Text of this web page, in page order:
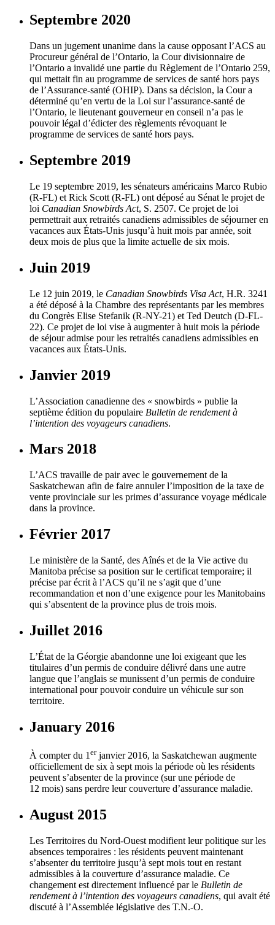
Septembre 2020
Dans un jugement unanime dans la cause opposant l’ACS au
Procureur général de l’Ontario, la Cour divisionnaire de
l’Ontario a invalidé une partie du Règlement de l’Ontario 259,
qui mettait fin au programme de services de santé hors pays
de l’Assurance-santé (OHIP). Dans sa décision, la Cour a
déterminé qu’en vertu de la Loi sur l’assurance-santé de
l’Ontario, le lieutenant gouverneur en conseil n’a pas le
pouvoir légal d’édicter des règlements révoquant le
programme de services de santé hors pays.
Septembre 2019
Le 19 septembre 2019, les sénateurs américains Marco Rubio
(R-FL) et Rick Scott (R-FL) ont déposé au Sénat le projet de
loi Canadian Snowbirds Act, S. 2507. Ce projet de loi
permettrait aux retraités canadiens admissibles de séjourner en
vacances aux États-Unis jusqu’à huit mois par année, soit
deux mois de plus que la limite actuelle de six mois.
Juin 2019
Le 12 juin 2019, le Canadian Snowbirds Visa Act, H.R. 3241
a été déposé à la Chambre des représentants par les membres
du Congrès Elise Stefanik (R-NY-21) et Ted Deutch (D-FL-
22). Ce projet de loi vise à augmenter à huit mois la période
de séjour admise pour les retraités canadiens admissibles en
vacances aux États-Unis.
Janvier 2019
L’Association canadienne des « snowbirds » publie la
septième édition du populaire Bulletin de rendement à
l’intention des voyageurs canadiens.
Mars 2018
L’ACS travaille de pair avec le gouvernement de la
Saskatchewan afin de faire annuler l’imposition de la taxe de
vente provinciale sur les primes d’assurance voyage médicale
dans la province.
Février 2017
Le ministère de la Santé, des Aînés et de la Vie active du
Manitoba précise sa position sur le certificat temporaire; il
précise par écrit à l’ACS qu’il ne s’agit que d’une
recommandation et non d’une exigence pour les Manitobains
qui s’absentent de la province plus de trois mois.
Juillet 2016
L’État de la Géorgie abandonne une loi exigeant que les
titulaires d’un permis de conduire délivré dans une autre
langue que l’anglais se munissent d’un permis de conduire
international pour pouvoir conduire un véhicule sur son
territoire.
January 2016
À compter du 1 erjanvier 2016, la Saskatchewan augmente
officiellement de six à sept mois la période où les résidents
peuvent s’absenter de la province (sur une période de
12 mois) sans perdre leur couverture d’assurance maladie.
August 2015
Les Territoires du Nord-Ouest modifient leur politique sur les
absences temporaires : les résidents peuvent maintenant
s’absenter du territoire jusqu’à sept mois tout en restant
admissibles à la couverture d’assurance maladie. Ce
changement est directement influencé par le Bulletin de
rendement à l’intention des voyageurs canadiens, qui avait été
discuté à l’Assemblée législative des T.N.-O.